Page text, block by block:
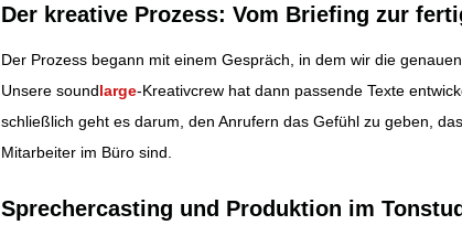
Der kreative Prozess: Vom Briefing zur
Der Prozess begann mit einem Gespräch, in dem wir die
Unsere soundlarge-Kreativcrew hat dann passende Texte
schließlich geht es darum, den Anrufern das Gefühl zu geben,
Mitarbeiter im Büro sind.
Sprechercasting und Produktion im